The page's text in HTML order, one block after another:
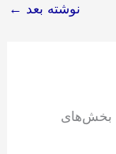
نوشته بعد ←
بخش‌های